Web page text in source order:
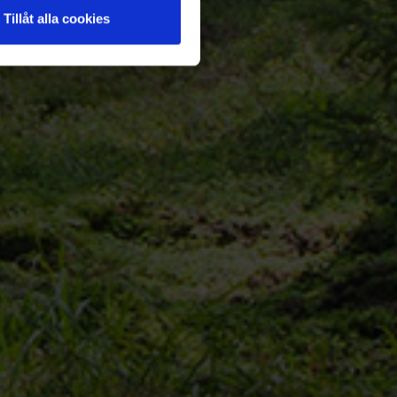
Tillåt alla cookies